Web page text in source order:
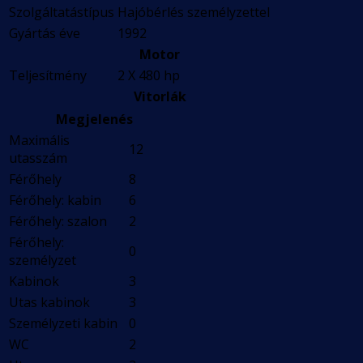
Szolgáltatástípus Hajóbérlés személyzettel
Gyártás éve
1992
Motor
Teljesítmény
2 X 480 hp
Vitorlák
Megjelenés
Maximális
utasszám
12
Férőhely
8
Férőhely: kabin
6
Férőhely: szalon
2
Férőhely:
személyzet
0
Kabinok
3
Utas kabinok
3
Személyzeti kabin
0
WC
2